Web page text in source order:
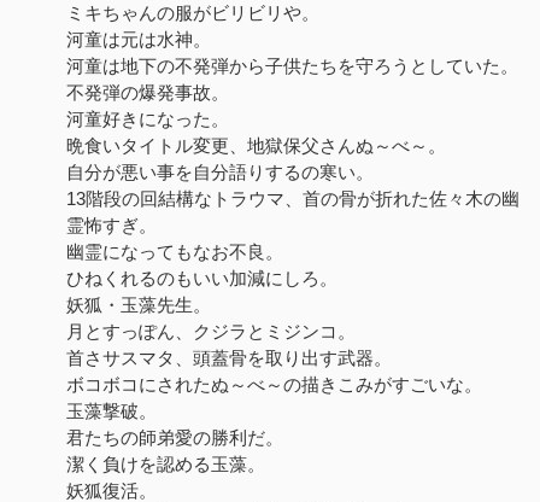
ミキちゃんの服がビリビリや。
河童は元は水神。
河童は地下の不発弾から子供たちを守ろうとしていた。
不発弾の爆発事故。
河童好きになった。
晩食いタイトル変更、地獄保父さんぬ～べ～。
自分が悪い事を自分語りするの寒い。
13階段の回結構なトラウマ、首の骨が折れた佐々木の幽
霊怖すぎ。
幽霊になってもなお不良。
ひねくれるのもいい加減にしろ。
妖狐・玉藻先生。
月とすっぽん、クジラとミジンコ。
首さサスマタ、頭蓋骨を取り出す武器。
ボコボコにされたぬ～べ～の描きこみがすごいな。
玉藻撃破。
君たちの師弟愛の勝利だ。
潔く負けを認める玉藻。
妖狐復活。